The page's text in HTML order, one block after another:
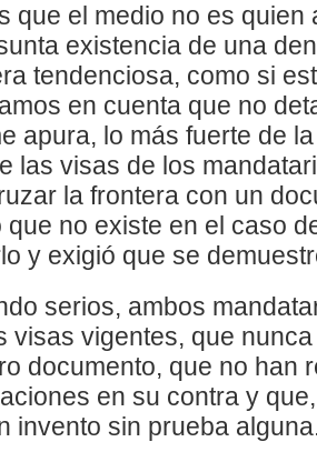
que el medio no es quien
existencia de una
tendenciosa, como si
en cuenta que no
apura, lo más fuerte de
las visas de los
la frontera con un
que no existe en el caso
y exigió que se
serios, ambos
visas vigentes, que
documento, que no han
en su contra y
invento sin prueba